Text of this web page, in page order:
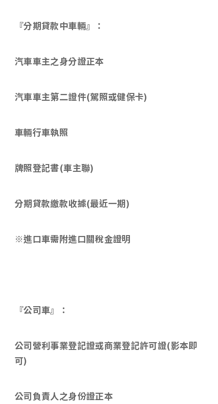
『分期貸款中車輛』：
汽車車主之身分證正本
汽車車主第二證件(駕照或健保卡)
車輛行車執照
牌照登記書(車主聯)
分期貸款繳款收據(最近一期)
※進口車需附進口關稅金證明
『公司車』：
公司營利事業登記證或商業登記許可證(影本即
可)
公司負責人之身份證正本